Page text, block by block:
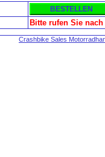
Bitte rufen Sie
Crashbike Sales